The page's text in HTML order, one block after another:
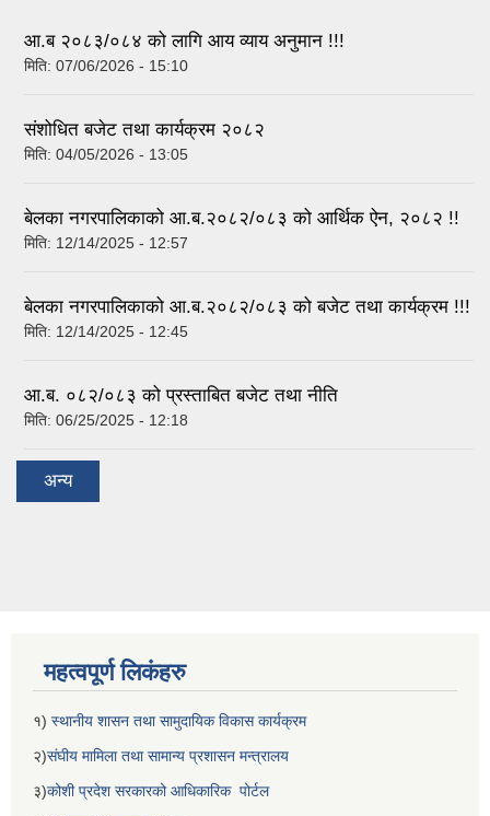
आ.ब २०८३/०८४ को लागि आय व्याय अनुमान !!!
मिति: 07/06/2026 - 15:10
संशोधित बजेट तथा कार्यक्रम २०८२
मिति: 04/05/2026 - 13:05
बेलका नगरपालिकाको आ.ब.२०८२/०८३ को आर्थिक ऐन, २०८२ !!
मिति: 12/14/2025 - 12:57
बेलका नगरपालिकाको आ.ब.२०८२/०८३ को बजेट तथा कार्यक्रम !!!
मिति: 12/14/2025 - 12:45
आ.ब. ०८२/०८३ को प्रस्ताबित बजेट तथा नीति
मिति: 06/25/2025 - 12:18
अन्य
महत्वपूर्ण लिकंहरु
१) स्थानीय शासन तथा सामुदायिक विकास कार्यक्रम
२)संघीय मामिला तथा सामान्य प्रशासन मन्त्रालय
३)कोशी प्रदेश सरकारको आधिकारिक पोर्टल